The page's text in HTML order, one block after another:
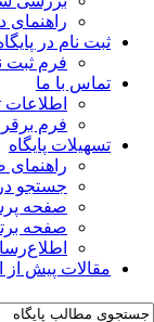
راهنمای
ثبت نام در
فرم ثبت
تماس با ما
فرم
تسهیلات پایگاه
جستجو در
صفحه
صفحه
مقالات پیش از